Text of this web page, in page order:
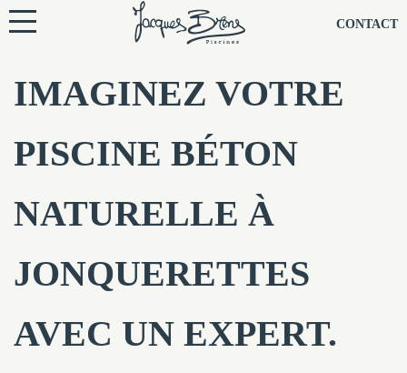
CONTACT
IMAGINEZ VOTRE
PISCINE BÉTON
NATURELLE À
JONQUERETTES
AVEC UN EXPERT.
NOS PISCINES
NOTRE TECHNIQUE
NOS CONSEILS
NOS AGENCES
CONTACTEZ-NOUS